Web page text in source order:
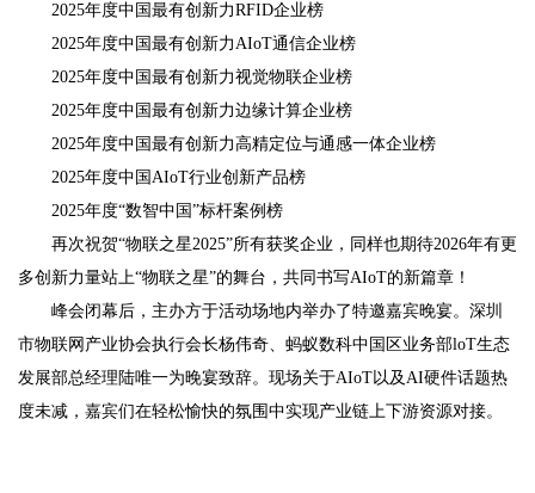
2025年度中国最有创新力RFID企业榜
2025年度中国最有创新力AIoT通信企业榜
2025年度中国最有创新力视觉物联企业榜
2025年度中国最有创新力边缘计算企业榜
2025年度中国最有创新力高精定位与通感一体企业榜
2025年度中国AIoT行业创新产品榜
2025年度“数智中国”标杆案例榜
再次祝贺“物联之星2025”所有获奖企业，同样也期待2026年有更
多创新力量站上“物联之星”的舞台，共同书写AIoT的新篇章！
峰会闭幕后，主办方于活动场地内举办了特邀嘉宾晚宴。深圳
市物联网产业协会执行会长杨伟奇、蚂蚁数科中国区业务部loT生态
发展部总经理陆唯一为晚宴致辞。现场关于AIoT以及AI硬件话题热
度未减，嘉宾们在轻松愉快的氛围中实现产业链上下游资源对接。